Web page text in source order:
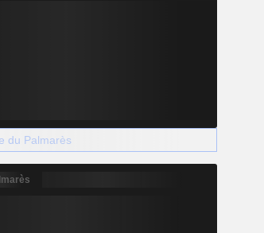
du Palmarès